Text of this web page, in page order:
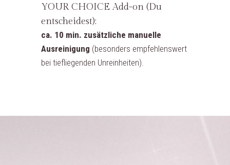
YOUR CHOICE Add-on (Du
entscheidest):
ca. 10 min. zusätzliche manuelle
Ausreinigung (besonders empfehlenswert
bei tiefliegenden Unreinheiten).